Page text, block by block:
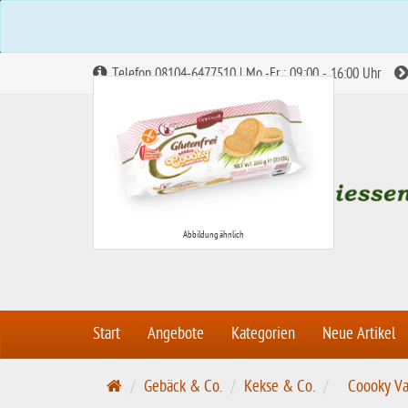
Telefon 08104-6477510 | Mo.-Fr.: 09:00 - 16:00 Uhr
Start Angebote Kategorien Neue Artikel
S
Gebäck & Co. Kekse & Co. Coooky
Abbildung ähnlich